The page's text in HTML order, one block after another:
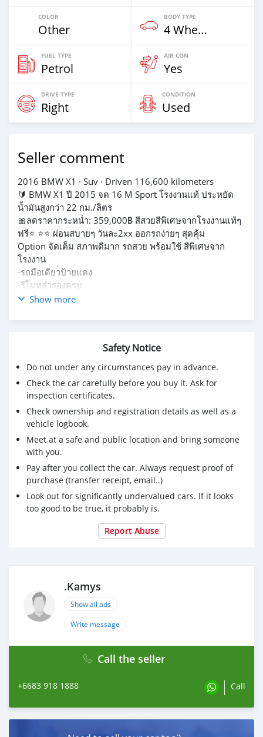
COLOR
Other
BODY TYPE
4 Wheel Drives & SUVs
FUEL TYPE
Petrol
AIR CON
Yes
DRIVE TYPE
Right
CONDITION
Used
Seller comment
2016 BMW X1 · Suv · Driven 116,600 kilometers
🔰 BMW X1 ปี 2015 จด 16 M Sport โรงงานแท้ ประหยัด
น้ำมันสูงกว่า 22 กม./ลิตร
🎀ลดราคากระหน่ำ: 359,000฿ สีสวยสีพิเศษจากโรงงานแท้ๆ
ฟรี⭐️ ⭐️⭐️ ผ่อนสบายๆ วันละ2xx ออกรถง่ายๆ สุดคุ้ม
Option จัดเต็ม สภาพดีมาก รถสวย พร้อมใช้ สีพิเศษจาก
โรงงาน
-รถมือเดียวป้ายแดง
-รีโมทสำรองครบ
-รถสีเดิมทั้งคัน
🎀 ราคาเพียง: 359,000฿ เท่านั้น🎀
📍ค่างวด: 8,323x60ด.
📍เอกสารครบรู้ผลภายในวัน
📍ไม่สะดวกมาชมเปิดกล้อง VDO Call ดูรถได้
📍มีบริการจัดส่งขึ้นสไลด์ทั่วประเทศ
ดูรถและทดลองขับได้ที่ อินฟินิตี้ คาร์ ดซ็นเตอร์ ปากเกร็ด
นนทบุรี 🚗🚗🚘🚘
🆔Line: 0839181888
Show more
Safety Notice
Do not under any circumstances pay in advance.
Check the car carefully before you buy it. Ask for
inspection certificates.
Check ownership and registration details as well as a
vehicle logbook.
Meet at a safe and public location and bring someone
with you.
Pay after you collect the car. Always request proof of
purchase (transfer receipt, email..)
Look out for significantly undervalued cars. If it looks
too good to be true, it probably is.
Report Abuse
.Kamys
Show all ads
Write message
Call the seller
+6683 918 1888 Call